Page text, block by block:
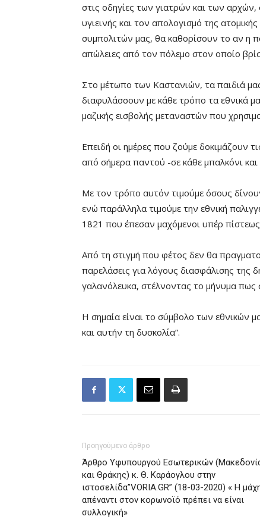
στις οδηγίες των γιατρών και των
υγιεινής και τον απολογισμό της
συμπολιτών μας, θα καθορίσουν το αν η
απώλειες από τον πόλεμο στον οποίο
Στο μέτωπο των Καστανιών, τα παιδιά
διαφυλάσσουν με κάθε τρόπο τα εθνικά
μαζικής εισβολής μεταναστών που
Επειδή οι ημέρες που ζούμε δοκιμάζουν
από σήμερα παντού -σε κάθε μπαλκόνι
Με τον τρόπο αυτόν τιμούμε όσους
ενώ παράλληλα τιμούμε την εθνική
1821 που έπεσαν μαχόμενοι υπέρ
Από τη στιγμή που φέτος δεν θα
παρελάσεις για λόγους διασφάλισης της
γαλανόλευκα, στέλνοντας το μήνυμα πως
Η σημαία είναι το σύμβολο των εθνικών
και αυτήν τη δυσκολία”.
Προηγούμενο άρθρο
Άρθρο Υφυπουργού Εσωτερικών
και Θράκης) κ. Θ. Καράογλου στην
ιστοσελίδα”VORIA.GR” (18-03-2020) « Η
απέναντι στον κορωνοϊό πρέπει να είναι
συλλογική»